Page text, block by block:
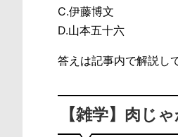
C.伊藤博文
D.山本五十六
答えは記事内で解説し
【雑学】肉じ